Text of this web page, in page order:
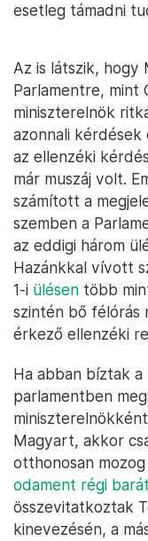
esetleg támadni
Az is látszik,
Parlamentre, mint
miniszterelnök
azonnali kérdések
az ellenzéki
már muszáj volt.
számított a
szemben a
az eddigi három
Hazánkkal vívott
1-i ülésen több
szintén bő félórás
érkező ellenzéki
Ha abban bíztak a
parlamentben
Magyart, akkor
otthonosan
odament régi
összevitatkoztak
kinevezésén, a